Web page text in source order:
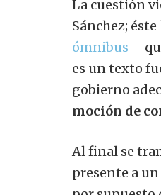
La cuestión
Sánchez;
ómnibus –
es un texto
gobierno
moción de
Al final se
presente a un